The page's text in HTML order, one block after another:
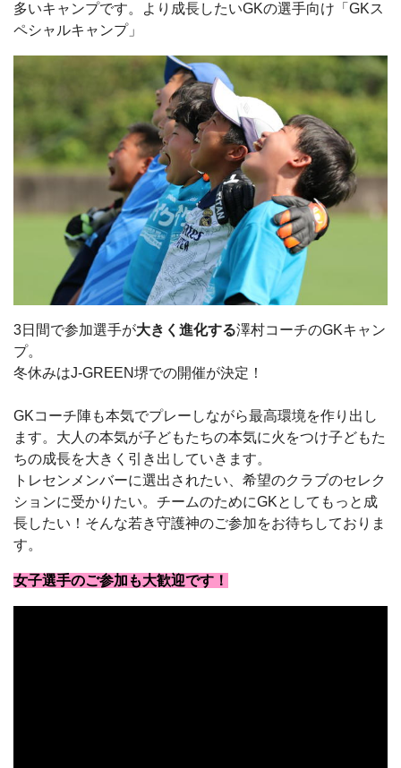
多いキャンプです。より成長したいGKの選手向け「GKス
ペシャルキャンプ」
3日間で参加選手が大きく進化する澤村コーチのGKキャン
プ。
冬休みはJ-GREEN堺での開催が決定！
GKコーチ陣も本気でプレーしながら最高環境を作り出し
ます。大人の本気が子どもたちの本気に火をつけ子どもた
ちの成長を大きく引き出していきます。
トレセンメンバーに選出されたい、希望のクラブのセレク
ションに受かりたい。チームのためにGKとしてもっと成
長したい！そんな若き守護神のご参加をお待ちしておりま
す。
女子選手のご参加も大歓迎です！